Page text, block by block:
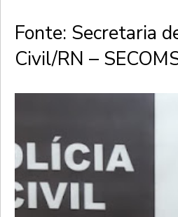
Fonte: Secretaria
Civil/RN –